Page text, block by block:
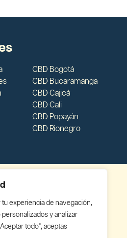
experiencia de navegación,
y analizar
todo", aceptas
CBD Bogotá
CBD Bucaramanga
CBD Cajicá
CBD Cali
CBD Popayán
CBD Rionegro